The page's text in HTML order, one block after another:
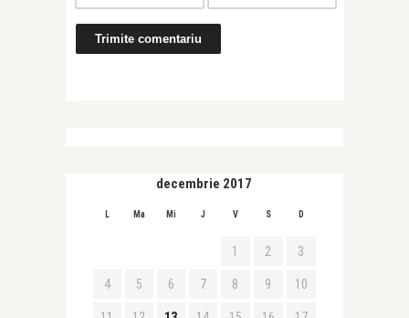
decembrie 2017
L Ma Mi J V S D
1 2 3
4 5 6 7 8 9 10